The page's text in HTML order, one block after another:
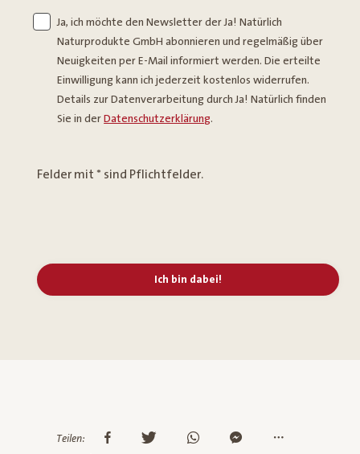
Ja, ich möchte den Newsletter der Ja! Natürlich
Naturprodukte GmbH abonnieren und regelmäßig über
Neuigkeiten per E-Mail informiert werden. Die erteilte
Einwilligung kann ich jederzeit kostenlos widerrufen.
Details zur Datenverarbeitung durch Ja! Natürlich finden
Sie in derDatenschutzerklärung.
Felder mit * sind Pflichtfelder.
Ich bin dabei!
Teilen: